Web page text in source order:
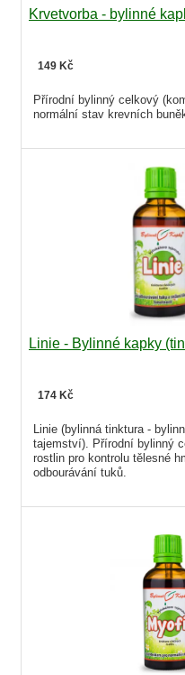
Krvetvorba - bylinné
149 Kč
Přírodní bylinný celkový
normální stav krevních
Linie - Bylinné kapky
174 Kč
Linie (bylinná tinktura -
tajemství). Přírodní bylinný
rostlin pro kontrolu tělesné
odbourávání tuků.